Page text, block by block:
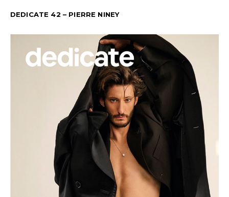
DEDICATE 42 – PIERRE NINEY